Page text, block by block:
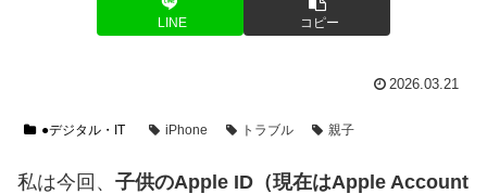
LINE コピー
2026.03.21
●デジタル・IT iPhone トラブル 親子
私は今回、 子供のApple ID（現在はApple Account